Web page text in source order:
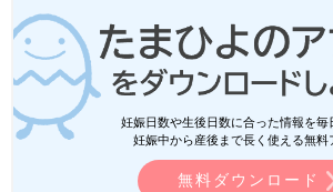
妊娠日数や生後日数に合った情報を毎
妊娠中から産後まで長く使える無料
無料ダウンロード